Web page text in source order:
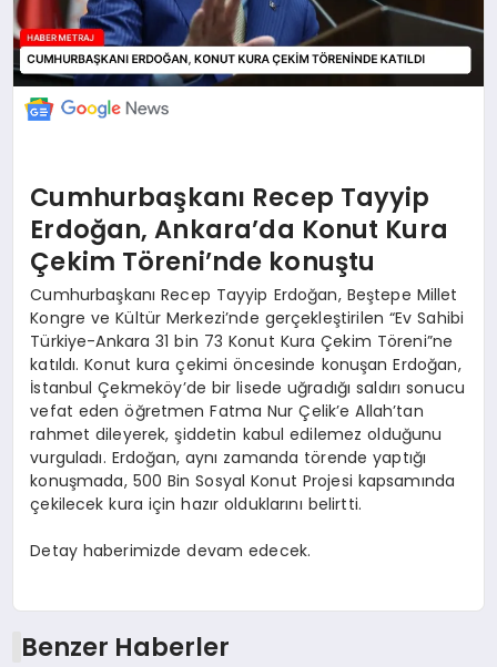
EĞİTİM
Cumhurbaşkanı Recep Tayyip
Erdoğan, Ankara’da Konut Kura
Çekim Töreni’nde konuştu
Cumhurbaşkanı Recep Tayyip Erdoğan, Beştepe Millet
Kongre ve Kültür Merkezi’nde gerçekleştirilen “Ev Sahibi
Türkiye-Ankara 31 bin 73 Konut Kura Çekim Töreni”ne
katıldı. Konut kura çekimi öncesinde konuşan Erdoğan,
İstanbul Çekmeköy’de bir lisede uğradığı saldırı sonucu
vefat eden öğretmen Fatma Nur Çelik’e Allah’tan
rahmet dileyerek, şiddetin kabul edilemez olduğunu
vurguladı. Erdoğan, aynı zamanda törende yaptığı
konuşmada, 500 Bin Sosyal Konut Projesi kapsamında
çekilecek kura için hazır olduklarını belirtti.
Detay haberimizde devam edecek.
Benzer Haberler